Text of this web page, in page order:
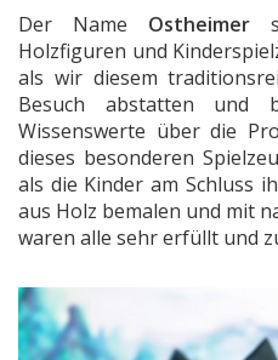
Der Name Ostheimer
Holzfiguren und
als wir diesem
Besuch abstatten und
Wissenswerte über die
dieses besonderen
als die Kinder am Schluss
aus Holz bemalen und mit
waren alle sehr erfüllt und